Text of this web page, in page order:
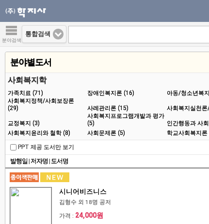
분야검색
통합검색
분야별도서
사회복지학
가족치료 (71) 장애인복지론 (16) 아동/청소년복
사회복지정책/사회보장론
(29)
사례관리론 (15) 사회복지실천
교정복지 (3)
사회복지프로그램개발과 평가
(5)
인간행동과 사
사회복지윤리와 철학 (8)
사회문제론 (5) 학교사회복지론
PPT 제공 도서만 보기
발행일 | 저자명 | 도서명
시니어비즈니스
김형수 외 18명 공저
가격 : 24,000원